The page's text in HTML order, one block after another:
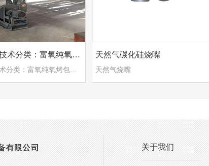
烤包器依据燃烧技术分类：富氧纯氧烤包器 蓄热式烤包
烤包器依据燃烧技术分类：富氧纯氧烤包器 蓄热式烤包器
天然气碳化硅烧嘴
天然气烧嘴
关于我们